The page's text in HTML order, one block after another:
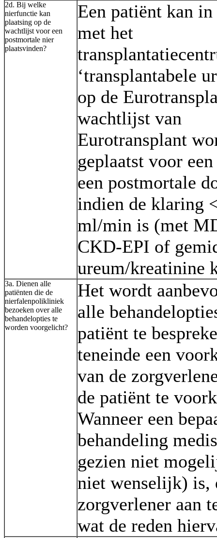
2d. Bij welke
nierfunctie kan
plaatsing op de
wachtlijst voor een
postmortale nier
plaatsvinden?
Een patiënt kan
met het
‘transplantabele
op de
wachtlijst van
Eurotransplant
geplaatst voor
een postmortale
indien de klaring
ml/min is (met
CKD-EPI of
ureum/kreatinine
3a. Dienen alle
patiënten die de
nierfalenpolikliniek
bezoeken over alle
behandelopties te
worden voorgelicht?
Het wordt
alle
patiënt te
teneinde een
van de
de patiënt te
Wanneer een
behandeling
gezien niet
niet wenselijk) is,
zorgverlener aan
wat de reden